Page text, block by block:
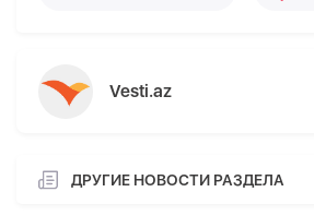
Vesti.az
ДРУГИЕ НОВОСТИ РАЗДЕЛА